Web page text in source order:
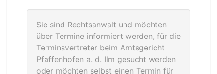
Sie sind Rechtsanwalt und möchten
über Termine informiert werden, für die
Terminsvertreter beim Amtsgericht
Pfaffenhofen a. d. Ilm gesucht werden
oder möchten selbst einen Termin für